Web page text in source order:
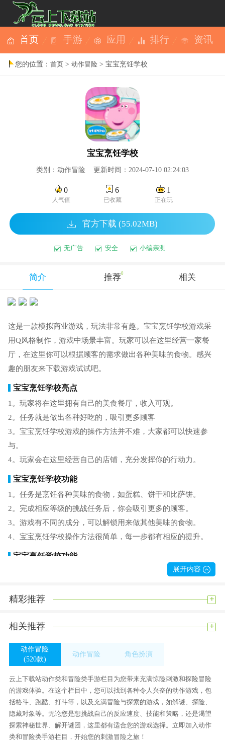
首页 手游 应用 排行 资讯
您的位置：首页 >动作冒险 > 宝宝烹饪学校
宝宝烹饪学校
类别：动作冒险 更新时间：2024-07-10 02:24:03
0
人气值
6
已收藏
1
正在玩
官方下载 (55.02MB)
无广告 安全 小编亲测
简介 推荐0 相关
这是一款模拟商业游戏，玩法非常有趣。宝宝烹饪学校游戏采
用Q风格制作，游戏中场景丰富。玩家可以在这里经营一家餐
厅，在这里你可以根据顾客的需求做出各种美味的食物。感兴
趣的朋友来下载游戏试试吧。
宝宝烹饪学校亮点
1。玩家将在这里拥有自己的美食餐厅，收入可观。
2。任务就是做出各种好吃的，吸引更多顾客
3。宝宝烹饪学校游戏的操作方法并不难，大家都可以快速参
与。
4。玩家会在这里经营自己的店铺，充分发挥你的行动力。
宝宝烹饪学校功能
1。任务是烹饪各种美味的食物，如蛋糕、饼干和比萨饼。
2。完成相应等级的挑战任务后，你会吸引更多的顾客。
3。游戏有不同的成分，可以解锁用来做其他美味的食物。
4、宝宝烹饪学校操作方法很简单，每一步都有相应的提升。
宝宝烹饪学校功能
3。吸引更多的客户，并根据客户的要求完成相应的生产挑战。
游戏评测
玩家可以在这里不断发挥自己的动手能力和创造力，做出各种
美味佳肴，成功吸引更多顾客到店。
游戏性:8.5
游戏内容:8.6
游戏乐趣:8.5
你觉得这款手机游戏怎么样？与您的朋友分享:
展开内容
精彩推荐 +
相关推荐 +
动作冒险
(520款)
动作冒险
角色扮演
云上下载站动作类和冒险类手游栏目为您带来充满惊险刺激和探险冒险
的游戏体验。在这个栏目中，您可以找到各种令人兴奋的动作游戏，包
括格斗、跑酷、打斗等，以及充满冒险与探索的游戏，如解谜、探险、
隐藏对象等。无论您是想挑战自己的反应速度、技能和策略，还是渴望
探索神秘世界、解开谜团，这里都有适合您的游戏选择。立即加入动作
类和冒险类手游栏目，开始您的刺激冒险之旅！